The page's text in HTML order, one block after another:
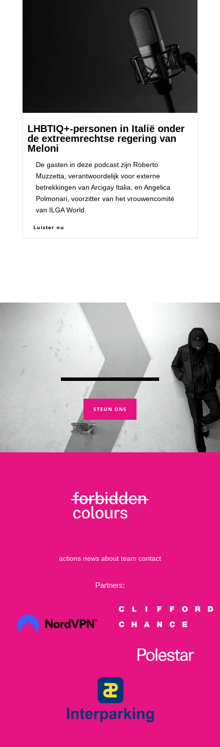
LHBTIQ+-personen in Italië onder
de extreemrechtse regering van
Meloni
De gasten in deze podcast zijn Roberto
Muzzetta, verantwoordelijk voor externe
betrekkingen van Arcigay Italia, en Angelica
Polmonari, voorzitter van het vrouwencomité
van ILGA World.
Luister nu
STEUN ONS
actions news about team contact
Partners: